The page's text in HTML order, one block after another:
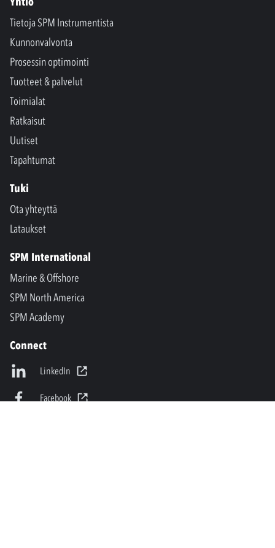
Tietoja SPM Instrumentista
Kunnonvalvonta
Prosessin optimointi
Tuotteet & palvelut
Toimialat
Ratkaisut
Uutiset
Tapahtumat
Tuki
Ota yhteyttä
Lataukset
SPM International
Marine & Offshore
SPM North America
SPM Academy
Connect
LinkedIn
Facebook